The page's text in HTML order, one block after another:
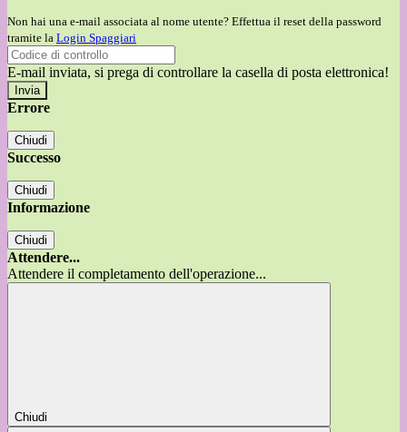
Non hai una e-mail associata al nome utente? Effettua il reset della password
tramite la Login Spaggiari
E-mail inviata, si prega di controllare la casella di posta elettronica!
Errore
Chiudi
Successo
Chiudi
Informazione
Chiudi
Attendere...
Attendere il completamento dell'operazione...
Chiudi